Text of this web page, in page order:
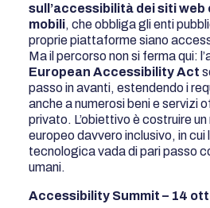
sull’accessibilità dei siti web
mobili, che obbliga gli enti
proprie piattaforme siano
Ma il percorso non si ferma qui:
European Accessibility Act
passo in avanti, estendendo i
anche a numerosi beni e servizi
privato. L’obiettivo è costruire
europeo davvero inclusivo, in cui
tecnologica vada di pari passo
umani.
Accessibility Summit – 14